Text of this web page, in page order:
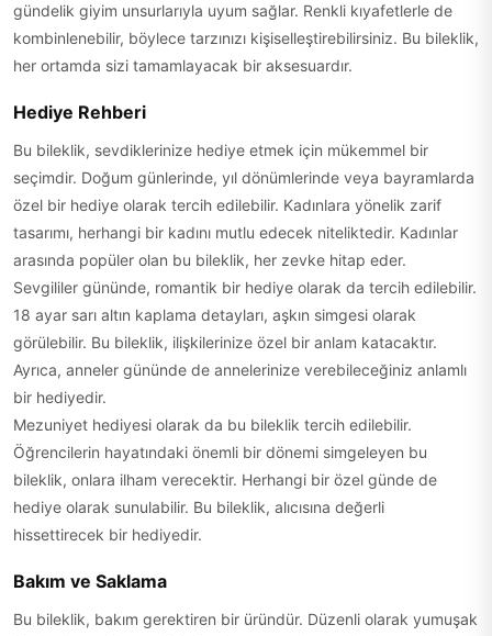
gündelik giyim unsurlarıyla uyum sağlar. Renkli kıyafetlerle de
kombinlenebilir, böylece tarzınızı kişiselleştirebilirsiniz. Bu bileklik,
her ortamda sizi tamamlayacak bir aksesuardır.
Hediye Rehberi
Bu bileklik, sevdiklerinize hediye etmek için mükemmel bir
seçimdir. Doğum günlerinde, yıl dönümlerinde veya bayramlarda
özel bir hediye olarak tercih edilebilir. Kadınlara yönelik zarif
tasarımı, herhangi bir kadını mutlu edecek niteliktedir. Kadınlar
arasında popüler olan bu bileklik, her zevke hitap eder.
Sevgililer gününde, romantik bir hediye olarak da tercih edilebilir.
18 ayar sarı altın kaplama detayları, aşkın simgesi olarak
görülebilir. Bu bileklik, ilişkilerinize özel bir anlam katacaktır.
Ayrıca, anneler gününde de annelerinize verebileceğiniz anlamlı
bir hediyedir.
Mezuniyet hediyesi olarak da bu bileklik tercih edilebilir.
Öğrencilerin hayatındaki önemli bir dönemi simgeleyen bu
bileklik, onlara ilham verecektir. Herhangi bir özel günde de
hediye olarak sunulabilir. Bu bileklik, alıcısına değerli
hissettirecek bir hediyedir.
Bakım ve Saklama
Bu bileklik, bakım gerektiren bir üründür. Düzenli olarak yumuşak